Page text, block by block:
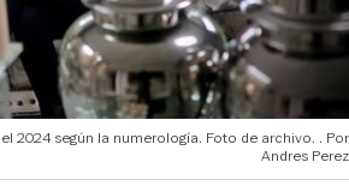
2024 según la numerología. Foto de archivo.
Andres Perez